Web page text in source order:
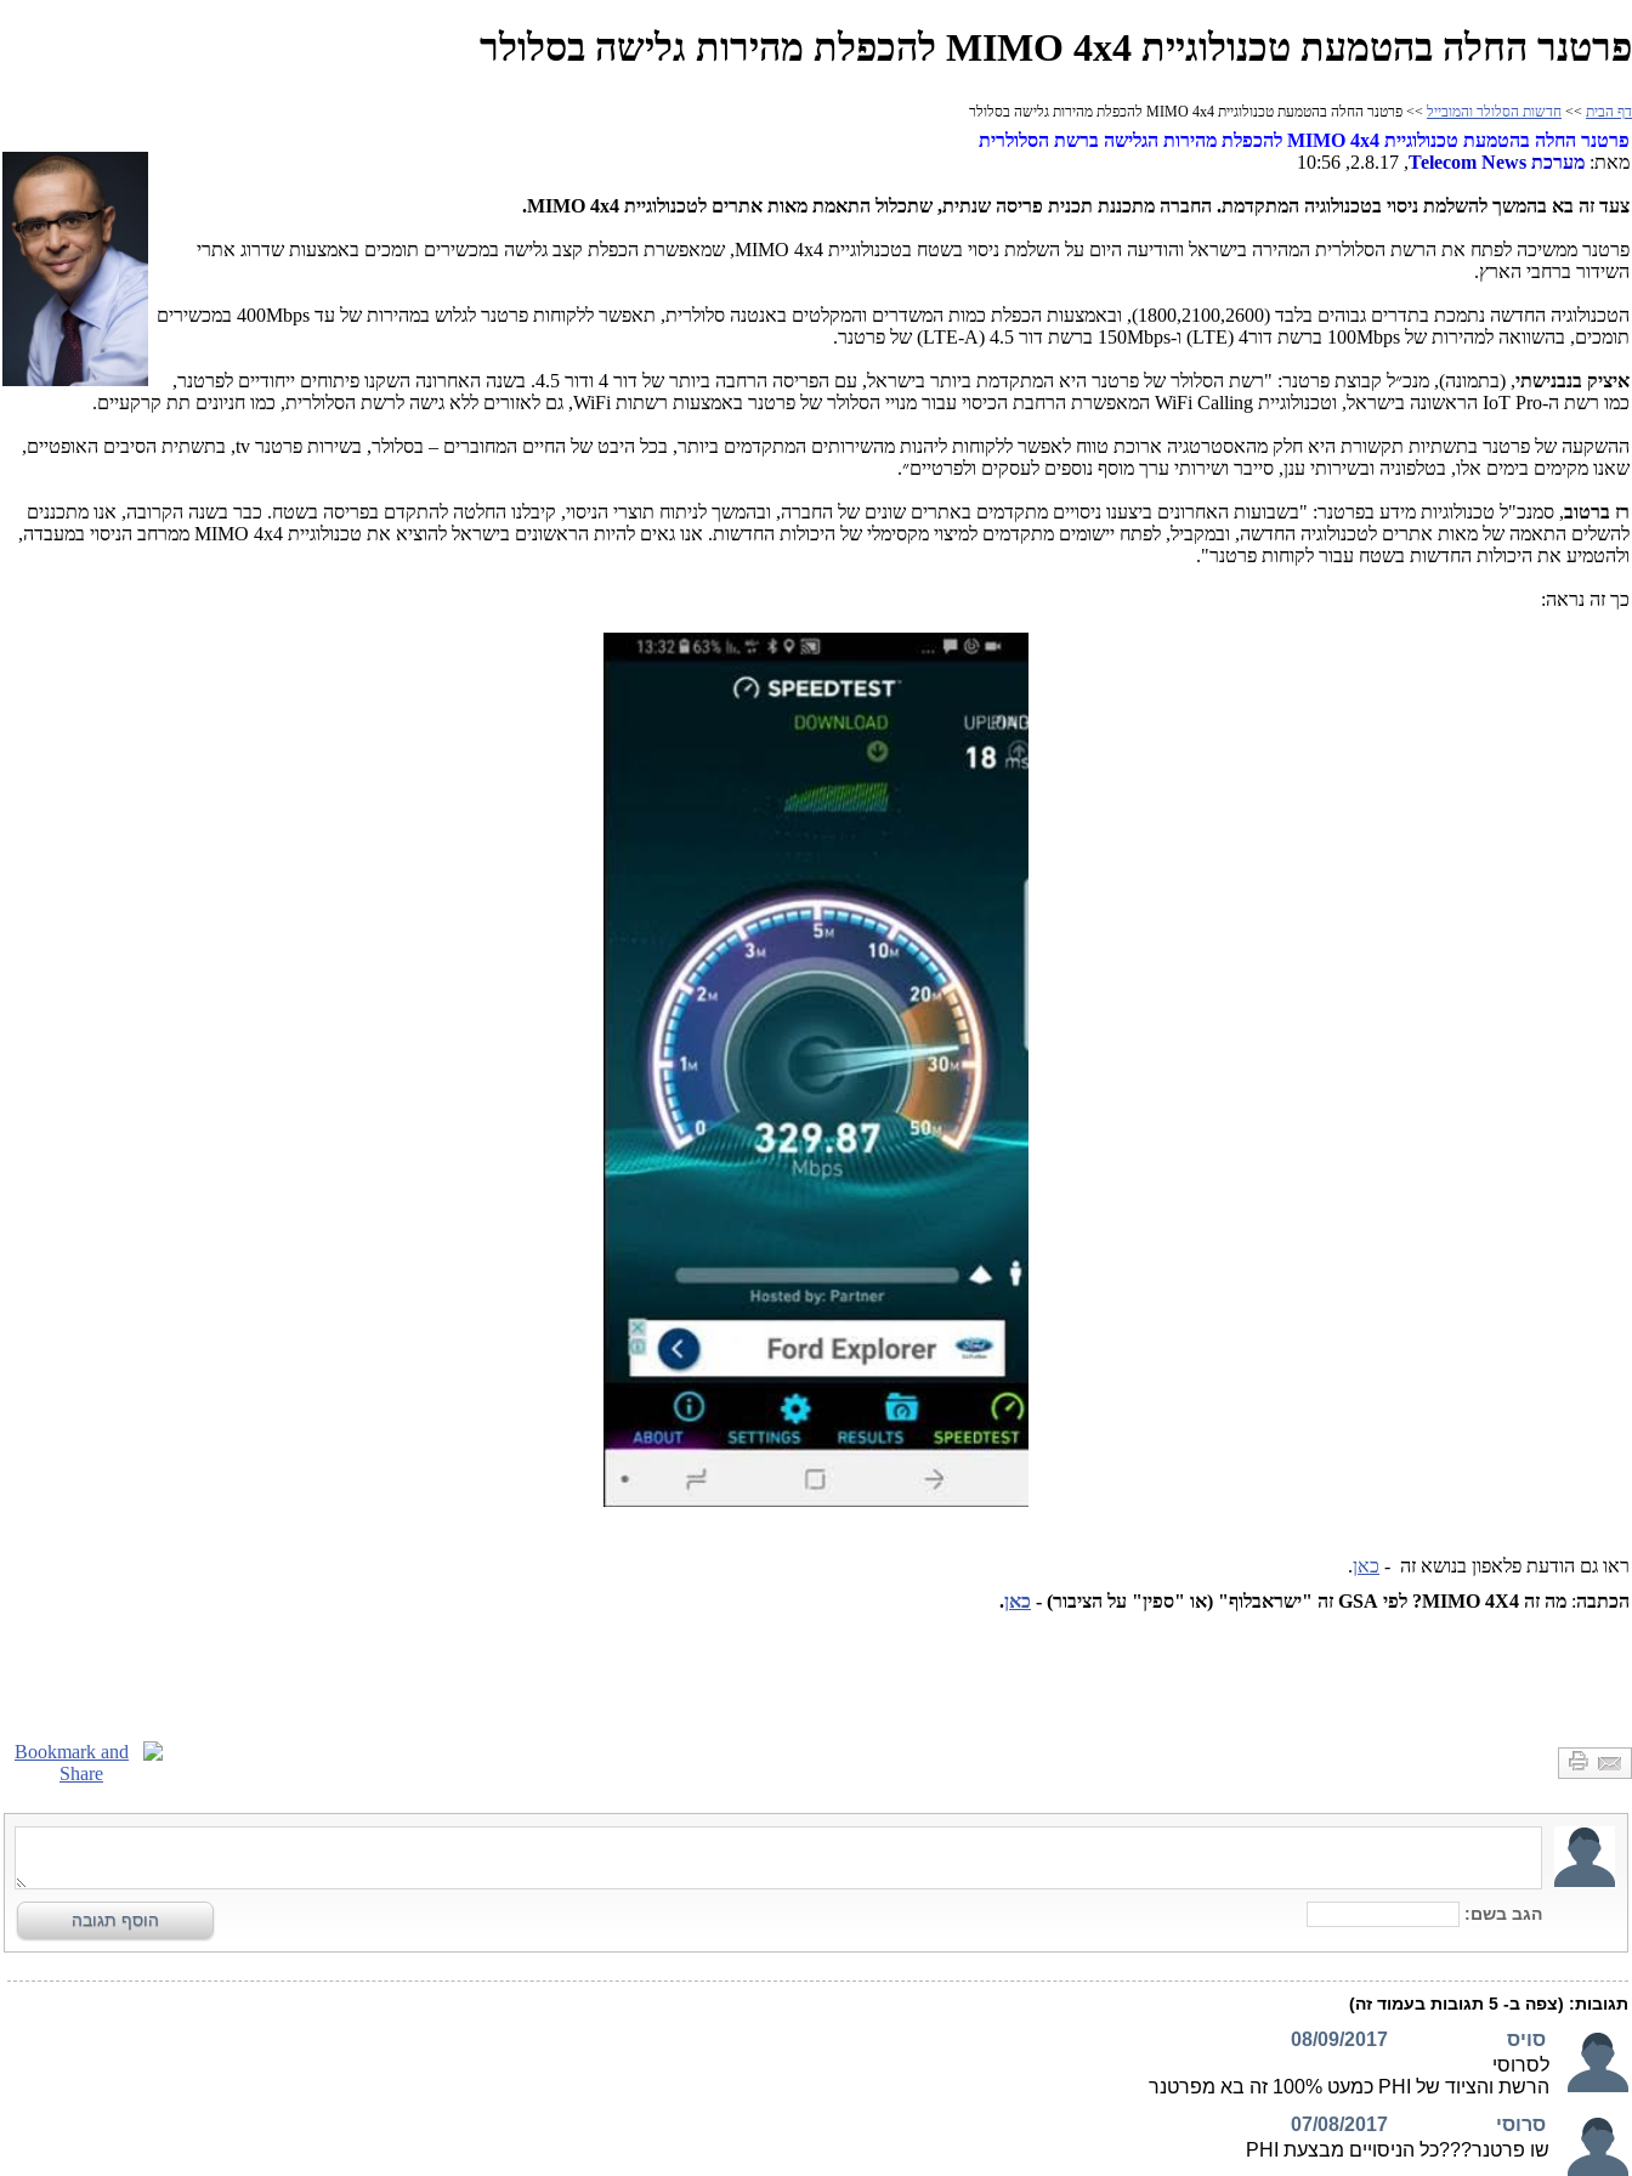
פרטנר החלה בהטמעת טכנולוגיית MIMO 4x4 להכפלת מהירות גלישה בסלולר
דף הבית >> חדשות הסלולר והמובייל >> פרטנר החלה בהטמעת טכנולוגיית MIMO 4x4 להכפלת מהירות גלישה בסלולר
פרטנר החלה בהטמעת טכנולוגיית MIMO 4x4 להכפלת מהירות הגלישה ברשת הסלולרית
מאת: מערכת Telecom News
, 2.8.17, 10:56
צעד זה בא בהמשך להשלמת ניסוי בטכנולוגיה המתקדמת. החברה מתכננת תכנית פריסה שנתית, שתכלול התאמת מאות אתרים לטכנולוגיית MIMO 4x4
.
פרטנר ממשיכה לפתח את הרשת הסלולרית המהירה בישראל והודיעה היום על השלמת ניסוי בשטח בטכנולוגיית MIMO 4x4, שמאפשרת הכפלת קצב גלישה במכשירים תומכים באמצעות שדרוג אתרי
השידור ברחבי הארץ.
הטכנולוגיה החדשה נתמכת בתדרים גבוהים בלבד (1800,2100,2600), ובאמצעות הכפלת כמות המשדרים והמקלטים באנטנה סלולרית, תאפשר ללקוחות פרטנר לגלוש במהירות של עד 400Mbps במכשירים
תומכים, בהשוואה למהירות של 100Mbps ברשת דור4 ( LTE) ו-150Mbps ברשת דור 4.5 ( LTE-A) של פרטנר.
איציק בנבנישתי
, (בתמונה), מנכ״ל קבוצת פרטנר: "רשת הסלולר של פרטנר היא המתקדמת ביותר בישראל, עם הפריסה הרחבה ביותר של דור 4 ודור 4.5. בשנה האחרונה השקנו פיתוחים ייחודיים לפרטנר,
כמו רשת ה-IoT Pro הראשונה בישראל, וטכנולוגיית WiFi Calling המאפשרת הרחבת הכיסוי עבור מנויי הסלולר של פרטנר באמצעות רשתות WiFi, גם לאזורים ללא גישה לרשת הסלולרית, כמו חניונים תת קרקעיים.
ההשקעה של פרטנר בתשתיות תקשורת היא חלק מהאסטרטגיה ארוכת טווח לאפשר ללקוחות ליהנות מהשירותים המתקדמים ביותר, בכל היבט של החיים המחוברים – בסלולר, בשירות פרטנר tv, בתשתית הסיבים האופטיים,
שאנו מקימים בימים אלו, בטלפוניה ובשירותי ענן, סייבר ושירותי ערך מוסף נוספים לעסקים ולפרטיים״.
רז ברטוב, סמנכ"ל טכנולוגיות מידע בפרטנר: "בשבועות האחרונים ביצענו ניסויים מתקדמים באתרים שונים של החברה, ובהמשך לניתוח תוצרי הניסוי, קיבלנו החלטה להתקדם בפריסה בשטח. כבר בשנה הקרובה, אנו מתכננים
להשלים התאמה של מאות אתרים לטכנולוגיה החדשה, ובמקביל, לפתח יישומים מתקדמים למיצוי מקסימלי של היכולות החדשות. אנו גאים להיות הראשונים בישראל להוציא את טכנולוגיית MIMO 4x4 ממרחב הניסוי במעבדה,
ולהטמיע את היכולות החדשות בשטח עבור לקוחות פרטנר".
כך זה נראה:
ראו גם הודעת פלאפון בנושא זה - כאן.
הכתבה: מה זה MIMO 4X4? לפי GSA זה "ישראבלוף" (או "ספין" על הציבור) - כאן.